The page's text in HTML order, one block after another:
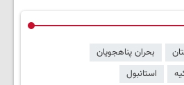
بحران پناهجویان
استانبول